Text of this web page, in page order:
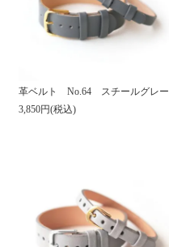
革ベルト No.64 スチールグレー
3,850円(税込)